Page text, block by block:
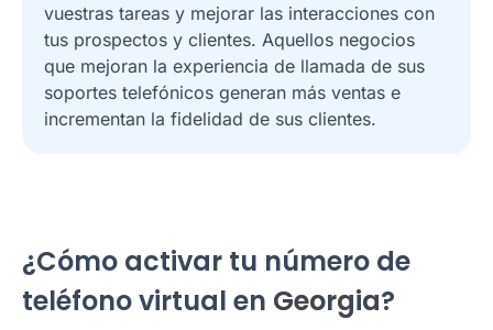
vuestras tareas y mejorar las interacciones con
tus prospectos y clientes. Aquellos negocios
que mejoran la experiencia de llamada de sus
soportes telefónicos generan más ventas e
incrementan la fidelidad de sus clientes.
¿Cómo activar tu número de
teléfono virtual en Georgia?